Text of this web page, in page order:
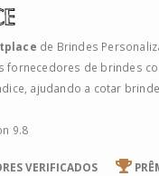
de Brindes
fornecedores de brindes
ajudando a cotar
9.8
VERIFICADOS